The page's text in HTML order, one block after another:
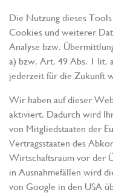
Die Nutzung dieses
Cookies und weiterer
Analyse bzw.
a) bzw. Art. 49 Abs. 1 lit.
jederzeit für die Zukunft
Wir haben auf dieser
aktiviert. Dadurch wird
von Mitgliedstaaten der
Vertragsstaaten des
Wirtschaftsraum vor der
in Ausnahmefällen wird
von Google in den USA